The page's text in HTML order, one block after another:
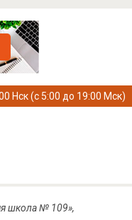
Нск (с 5:00 до 19:00 Мск)
школа № 109»,